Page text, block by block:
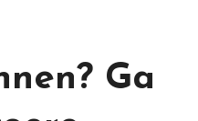
Ga